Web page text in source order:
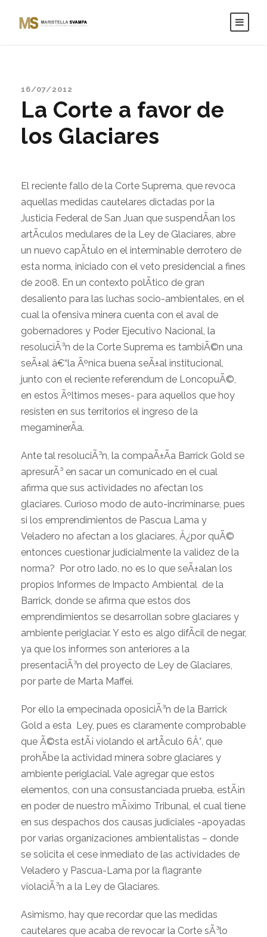
16/07/2012
La Corte a favor de
los Glaciares
El reciente fallo de la Corte Suprema, que revoca
aquellas medidas cautelares dictadas por la
Justicia Federal de San Juan que suspendÃ­an los
artÃ­culos medulares de la Ley de Glaciares, abre
un nuevo capÃ­tulo en el interminable derrotero de
esta norma, iniciado con el veto presidencial a fines
de 2008. En un contexto polÃ­tico de gran
desaliento para las luchas socio-ambientales, en el
cual la ofensiva minera cuenta con el aval de
gobernadores y Poder Ejecutivo Nacional, la
resoluciÃ³n de la Corte Suprema es tambiÃ©n una
seÃ±al â€“la Ãºnica buena seÃ±al institucional,
junto con el reciente referendum de LoncopuÃ©,
en estos Ãºltimos meses- para aquellos que hoy
resisten en sus territorios el ingreso de la
megaminerÃ­a.
Ante tal resoluciÃ³n, la compaÃ±Ã­a Barrick Gold se
apresurÃ³ en sacar un comunicado en el cual
afirma que sus actividades no afectan los
glaciares. Curioso modo de auto-incriminarse, pues
si los emprendimientos de Pascua Lama y
Veladero no afectan a los glaciares, Â¿por quÃ©
entonces cuestionar judicialmente la validez de la
norma? Por otro lado, no es lo que seÃ±alan los
propios Informes de Impacto Ambiental de la
Barrick, donde se afirma que estos dos
emprendimientos se desarrollan sobre glaciares y
ambiente periglaciar. Y esto es algo difÃ­cil de negar,
ya que los informes son anteriores a la
presentaciÃ³n del proyecto de Ley de Glaciares,
por parte de Marta Maffei.
Por ello la empecinada oposiciÃ³n de la Barrick
Gold a esta Ley, pues es claramente comprobable
que Ã©sta estÃ¡ violando el artÃ­culo 6Â°, que
prohÃ­be la actividad minera sobre glaciares y
ambiente periglacial. Vale agregar que estos
elementos, con una consustanciada prueba, estÃ¡n
en poder de nuestro mÃ¡ximo Tribunal, el cual tiene
en sus despachos dos causas judiciales -apoyadas
por varias organizaciones ambientalistas – donde
se solicita el cese inmediato de las actividades de
Veladero y Pascua-Lama por la flagrante
violaciÃ³n a la Ley de Glaciares.
Asimismo, hay que recordar que las medidas
cautelares que acaba de revocar la Corte sÃ³lo